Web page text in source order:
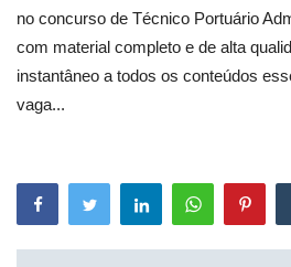
Cursos Online
no concurso de Técnico Portuário
com material completo e de alta
instantâneo a todos os conteúdos
vaga...